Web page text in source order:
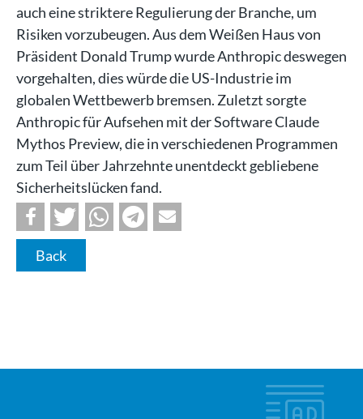
auch eine striktere Regulierung der Branche, um
Risiken vorzubeugen. Aus dem Weißen Haus von
Präsident Donald Trump wurde Anthropic deswegen
vorgehalten, dies würde die US-Industrie im
globalen Wettbewerb bremsen. Zuletzt sorgte
Anthropic für Aufsehen mit der Software Claude
Mythos Preview, die in verschiedenen Programmen
zum Teil über Jahrzehnte unentdeckt gebliebene
Sicherheitslücken fand.
Back